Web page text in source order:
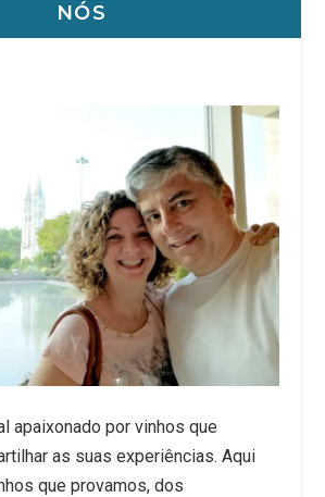
NÓS
apaixonado por vinhos que
as suas experiências. Aqui
que provamos, dos